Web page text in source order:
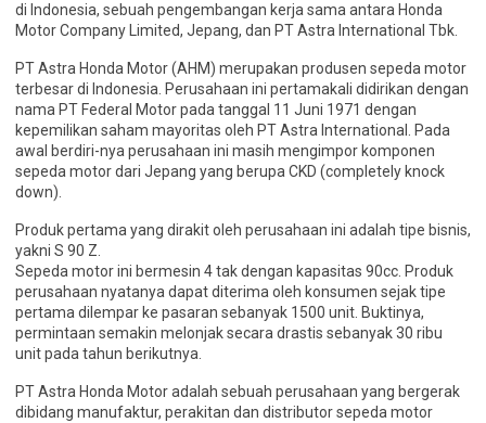
di Indonesia, sebuah pengembangan kerja sama antara Honda
Motor Company Limited, Jepang, dan PT Astra International Tbk.
PT Astra Honda Motor (AHM) merupakan produsen sepeda motor
terbesar di Indonesia. Perusahaan ini pertamakali didirikan dengan
nama PT Federal Motor pada tanggal 11 Juni 1971 dengan
kepemilikan saham mayoritas oleh PT Astra International. Pada
awal berdiri-nya perusahaan ini masih mengimpor komponen
sepeda motor dari Jepang yang berupa CKD (completely knock
down).
Produk pertama yang dirakit oleh perusahaan ini adalah tipe bisnis,
yakni S 90 Z.
Sepeda motor ini bermesin 4 tak dengan kapasitas 90cc. Produk
perusahaan nyatanya dapat diterima oleh konsumen sejak tipe
pertama dilempar ke pasaran sebanyak 1500 unit. Buktinya,
permintaan semakin melonjak secara drastis sebanyak 30 ribu
unit pada tahun berikutnya.
PT Astra Honda Motor adalah sebuah perusahaan yang bergerak
dibidang manufaktur, perakitan dan distributor sepeda motor